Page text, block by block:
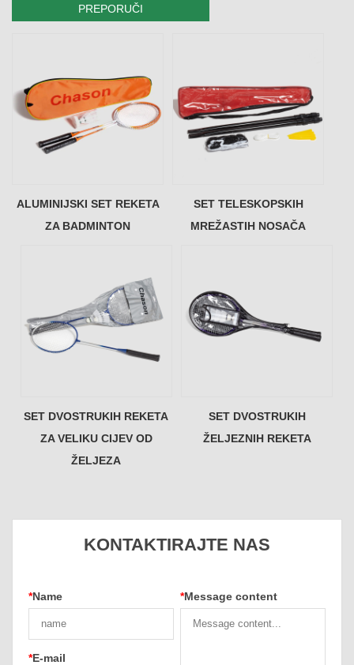
PREPORUČI
ALUMINIJSKI SET REKETA
ZA BADMINTON
SET TELESKOPSKIH
MREŽASTIH NOSAČA
SET DVOSTRUKIH REKETA
ZA VELIKU CIJEV OD
ŽELJEZA
SET DVOSTRUKIH
ŽELJEZNIH REKETA
KONTAKTIRAJTE NAS
*Name
*E-mail
*Message content